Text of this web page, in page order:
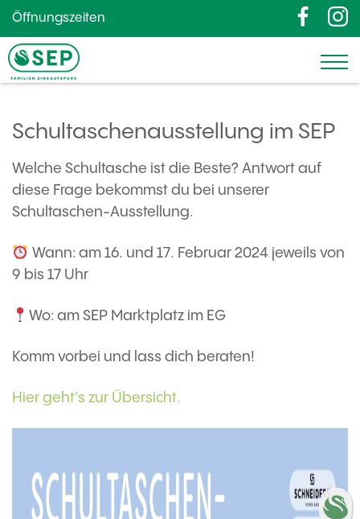
Öffnungszeiten
Schultaschenausstellung im SEP
Welche Schultasche ist die Beste? Antwort auf
diese Frage bekommst du bei unserer
Schultaschen-Ausstellung.
Wann: am 16. und 17. Februar 2024 jeweils von
9 bis 17 Uhr
Wo: am SEP Marktplatz im EG
Komm vorbei und lass dich beraten!
Hier geht’s zur Übersicht.